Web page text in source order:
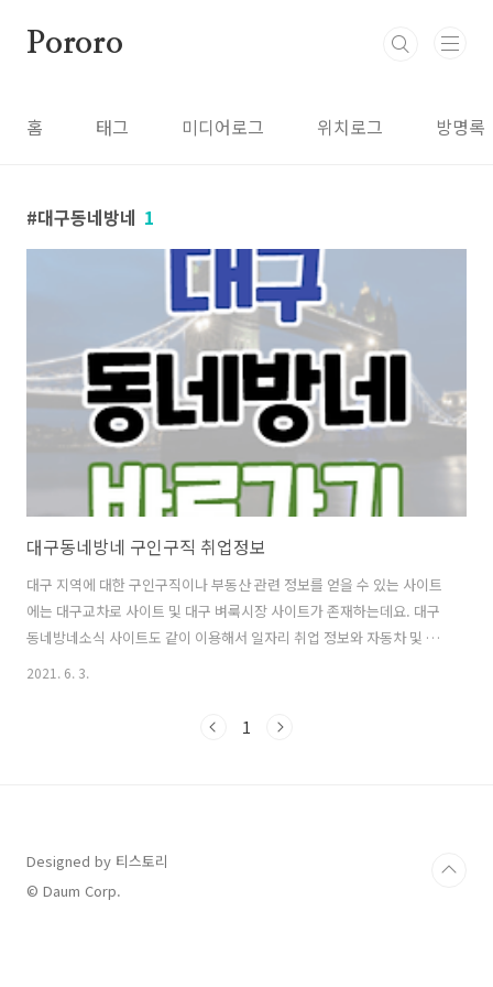
Pororo
홈 태그 미디어로그 위치로그 방명록
대구동네방네 1
대구동네방네 구인구직 취업정보
대구 지역에 대한 구인구직이나 부동산 관련 정보를 얻을 수 있는 사이트
에는 대구교차로 사이트 및 대구 벼룩시장 사이트가 존재하는데요. 대구
동네방네소식 사이트도 같이 이용해서 일자리 취업 정보와 자동차 및 부
동산 거래 관련 내용을 확인할 수 있습니다. 또한 대구 동네방네 부동산
사이트컴퓨터 환경을 이용해서 대구 동네방네소식 사이트에 접속한 화
2021. 6. 3.
1
Designed by 티스토리
© Daum Corp.